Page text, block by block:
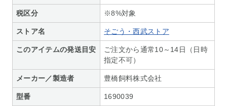
税区分 ※8%対象
ストア名 そごう・西武ストア
このアイテムの発送目安
ご注文から通常10～14日（日時
指定不可）
メーカー／製造者 豊橋飼料株式会社
型番 1690039